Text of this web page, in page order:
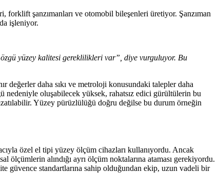
forklift şanzımanları ve otomobil bileşenleri üretiyor. Şanzıman
işleniyor.
yüzey kalitesi gereklilikleri var”, diye vurguluyor. Bu
değerler daha sıkı ve metroloji konusundaki talepler daha
nedeniyle oluşabilecek yüksek, rahatsız edici gürültülerin bu
Yüzey pürüzlülüğü doğru değilse bu durum örneğin
özel el tipi yüzey ölçüm cihazları kullanıyordu. Ancak
alındığı ayrı ölçüm noktalarına ataması gerekiyordu.
güvence standartlarına sahip olduğundan ekip, uzun vadeli bir